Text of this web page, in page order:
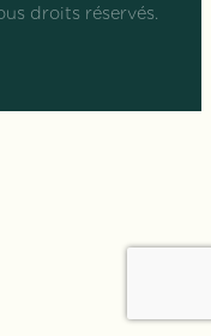
droits réservés.